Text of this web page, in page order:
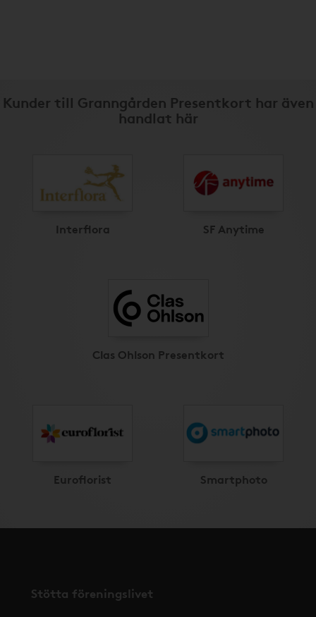
Kunder till Granngården Presentkort har även
handlat här
Interflora SF Anytime
Clas Ohlson Presentkort
Euroflorist Smartphoto
Stötta föreningslivet